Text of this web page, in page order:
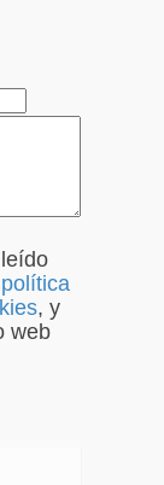
política
, y
web